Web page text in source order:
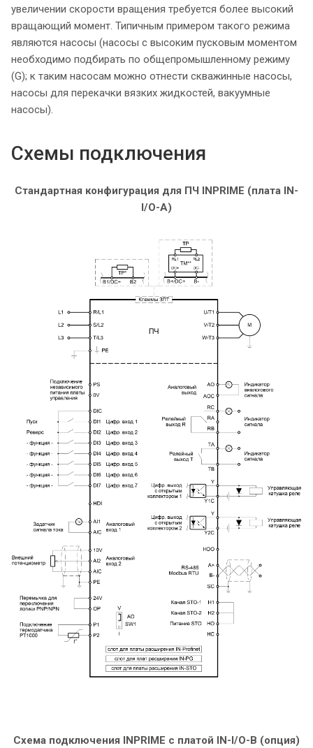
увеличении скорости вращения требуется более высокий
вращающий момент. Типичным примером такого режима
являются насосы (насосы с высоким пусковым моментом
необходимо подбирать по общепромышленному режиму
(G); к таким насосам можно отнести скважинные насосы,
насосы для перекачки вязких жидкостей, вакуумные
насосы).
Схемы подключения
Стандартная конфигурация для ПЧ INPRIME (плата IN-
I/O-A)
Схема подключения INPRIME c платой IN-I/O-B (опция)